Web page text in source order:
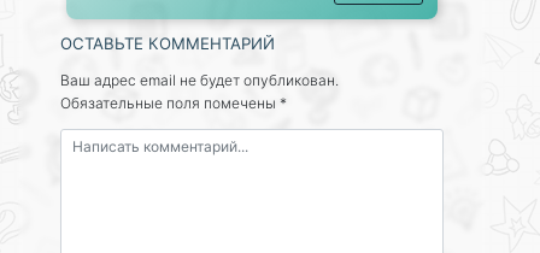
ОСТАВЬТЕ КОММЕНТАРИЙ
Ваш адрес email не будет опубликован.
Обязательные поля помечены *